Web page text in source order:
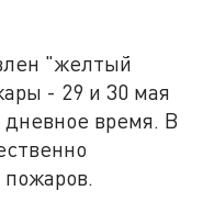
"желтый
- 29 и 30 мая
дневное время. В